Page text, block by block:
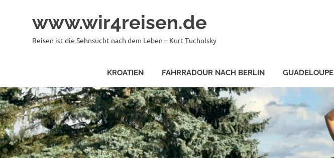
www.wir4reisen.de
Reisen ist die Sehnsucht nach dem Leben – Kurt Tucholsky
KROATIEN FAHRRADOUR NACH BERLIN GUADELOUPE